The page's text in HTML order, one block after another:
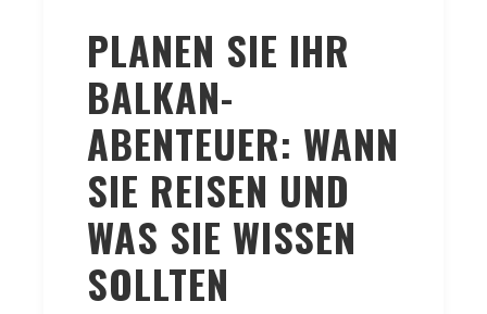
PLANEN SIE IHR
BALKAN-
ABENTEUER: WANN
SIE REISEN UND
WAS SIE WISSEN
SOLLTEN